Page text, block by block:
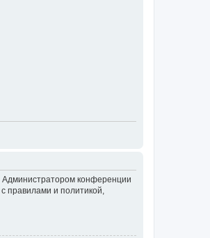
Администратором конференции
правилами и политикой,